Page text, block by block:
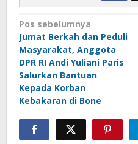
Navigasi
pos
Pos sebelumnya
Jumat Berkah dan Peduli
Masyarakat, Anggota
DPR RI Andi Yuliani Paris
Salurkan Bantuan
Kepada Korban
Kebakaran di Bone